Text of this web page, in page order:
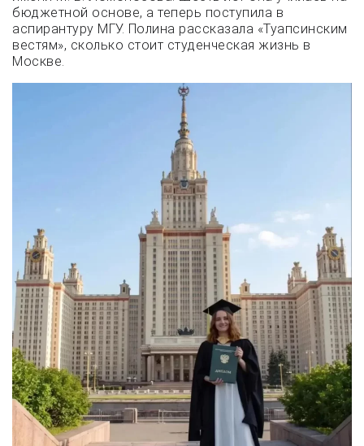
бюджетной основе, а теперь поступила в
аспирантуру МГУ. Полина рассказала «Туапсинским
вестям», сколько стоит студенческая жизнь в
Москве.